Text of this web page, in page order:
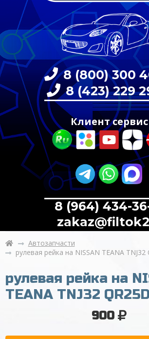
8 (800) 300
8 (423) 229
Клиент сервис
8 (964) 434-
Автозапчасти
рулевая рейка на NISSAN TEANA TNJ32
рулевая рейка на
TEANA TNJ32
900